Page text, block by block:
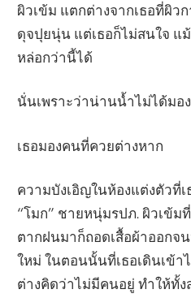
ผิวเข้ม แตกต่างจากเธอที่ผิว
ดุจปุยนุ่น แต่เธอก็ไม่สนใจ แ
หล่อกว่านี้ได้
นั่นเพราะว่าน่านน้ำไม่ได้มอ
เธอมองคนที่ควยต่างหาก
ความบังเอิญในห้องแต่งตัวที่
“โมก” ชายหนุ่มรปภ. ผิวเข้ม
ตากฝนมาก็ถอดเสื้อผ้าออกจ
ใหม่ ในตอนนั้นที่เธอเดินเข้า
ต่างคิดว่าไม่มีคนอยู่ ทำให้ทั้